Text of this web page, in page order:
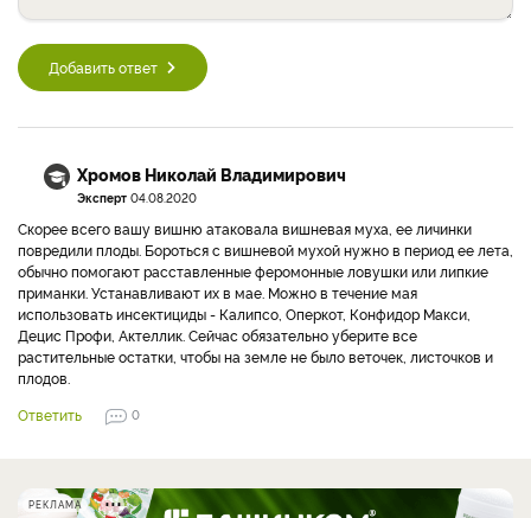
Добавить ответ
Хромов Николай Владимирович
Эксперт 04.08.2020
Скорее всего вашу вишню атаковала вишневая муха, ее личинки
повредили плоды. Бороться с вишневой мухой нужно в период ее лета,
обычно помогают расставленные феромонные ловушки или липкие
приманки. Устанавливают их в мае. Можно в течение мая
использовать инсектициды - Калипсо, Оперкот, Конфидор Макси,
Децис Профи, Актеллик. Сейчас обязательно уберите все
растительные остатки, чтобы на земле не было веточек, листочков и
плодов.
Ответить
0
РЕКЛАМА